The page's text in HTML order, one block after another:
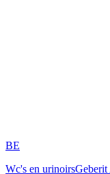
BE
Wc's en urinoirsGeberit